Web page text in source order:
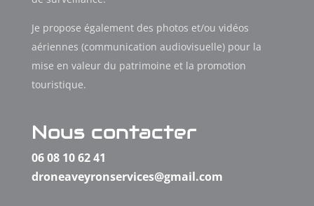
Je propose également des photos et/ou vidéos
aériennes (communication audiovisuelle) pour la
mise en valeur du patrimoine et la promotion
touristique.
Nous contacter
06 08 10 62 41
droneaveyronservices@gmail.com